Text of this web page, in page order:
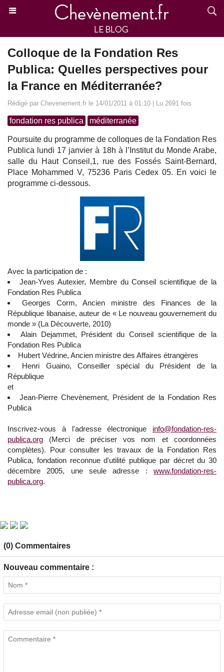
Colloque de la Fondation Res
Publica: Quelles perspectives pour
la France en Méditerranée?
Rédigé par Chevenement.fr le 14/01/2011 à 01:10 | Lu 2691 fois
fondation res publica méditerranée
Poursuite du programme de colloques de la Fondation Res
Publica lundi 17 janvier à 18h à l’Institut du Monde Arabe,
salle du Haut Conseil,1, rue des Fossés Saint-Bernard,
Place Mohammed V, 75236 Paris Cedex 05. En voici le
programme ci-dessous.
Avec la participation de :
Jean-Yves Autexier, Membre du Conseil scientifique de la
Fondation Res Publica
Georges Corm, Ancien ministre des Finances de la
République libanaise, auteur de « Le nouveau gouvernement du
monde » (La Découverte, 2010)
Alain Dejammet, Président du Conseil scientifique de la
Fondation Res Publica
Hubert Védrine, Ancien ministre des Affaires étrangères
Henri Guaino, Conseiller spécial du Président de la
République
et
Jean-Pierre Chevènement, Président de la Fondation Res
Publica
Inscrivez-vous à l'adresse électronique info@fondation-res-
publica.org (Merci de préciser vos nom et coordonnées
complètes). Pour consulter les travaux de la Fondation Res
Publica, fondation reconnue d'utilité publique par décret du 30
décembre 2005, une seule adresse : www.fondation-res-
publica.org.
(0) Commentaires
Nouveau commentaire :